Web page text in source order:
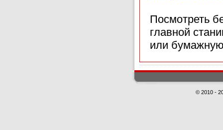
Посмотреть
главной
или
© 2010 -